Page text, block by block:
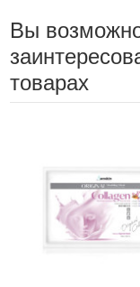
Вы
товарах